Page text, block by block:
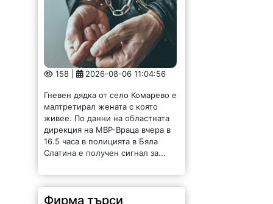
158 | 2026-08-06 11:04:56
Гневен дядка от село Комарево е
малтретирал жената с която
живее. По данни на областната
дирекция на МВР-Враца вчера в
16.5 часа в полицията в Бяла
Слатина е получен сигнал за...
Фирма търси